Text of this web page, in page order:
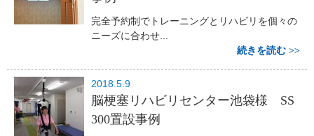
完全予約制でトレーニングとリハビリを個々の
ニーズに合わせ...
続きを読む
2018.5.9
脳梗塞リハビリセンター池袋様 SS
300置設事例